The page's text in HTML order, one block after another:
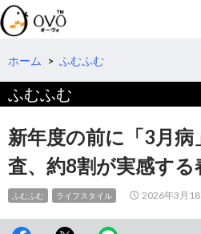
検
索
コ
テ
へ
移
動
ホーム > ふむふむ
ふむふむ
新年度の前に「3月
査、約8割が実感する
ふむふむ ライフスタイル 2026年3月18